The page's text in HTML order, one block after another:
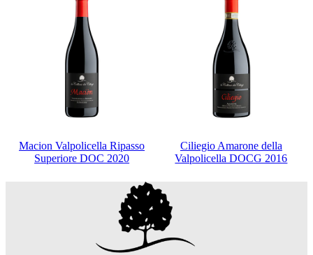
Macion Valpolicella Ripasso
Superiore DOC 2020
Ciliegio Amarone della
Valpolicella DOCG 2016